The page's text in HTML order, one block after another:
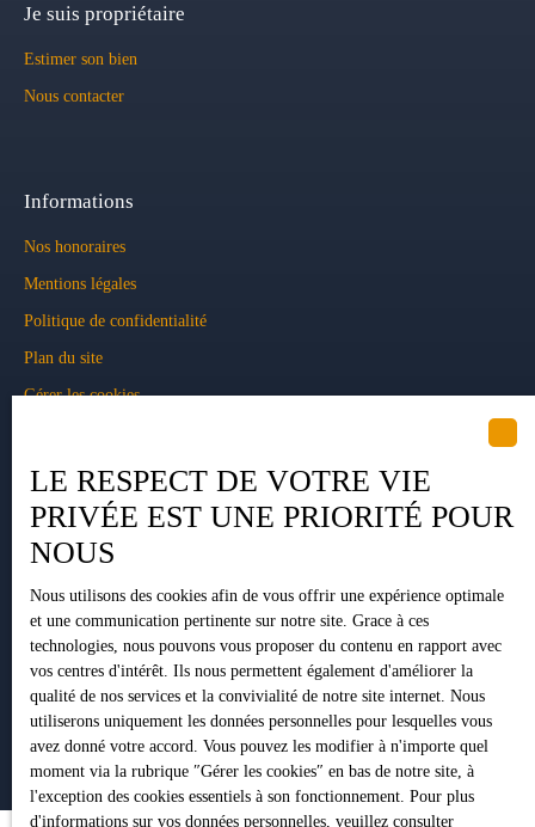
Je suis propriétaire
Estimer son bien
Nous contacter
Informations
Nos honoraires
Mentions légales
Politique de confidentialité
Plan du site
Gérer les cookies
1 Impasse Pujeau Rabé
31410 Lavernose-Lacasse
LE RESPECT DE VOTRE VIE
PRIVÉE EST UNE PRIORITÉ POUR
NOUS
Nous utilisons des cookies afin de vous offrir une expérience optimale
et une communication pertinente sur notre site. Grace à ces
technologies, nous pouvons vous proposer du contenu en rapport avec
vos centres d'intérêt. Ils nous permettent également d'améliorer la
qualité de nos services et la convivialité de notre site internet. Nous
utiliserons uniquement les données personnelles pour lesquelles vous
avez donné votre accord. Vous pouvez les modifier à n'importe quel
moment via la rubrique ″Gérer les cookies″ en bas de notre site, à
l'exception des cookies essentiels à son fonctionnement. Pour plus
d'informations sur vos données personnelles, veuillez consulter